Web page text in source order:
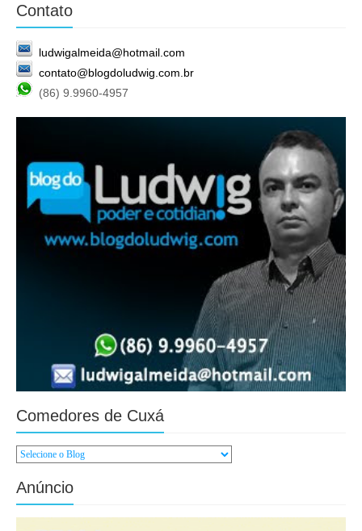
Contato
ludwigalmeida@hotmail.com
contato@blogdoludwig.com.br
(86) 9.9960-4957
Comedores de Cuxá
Anúncio